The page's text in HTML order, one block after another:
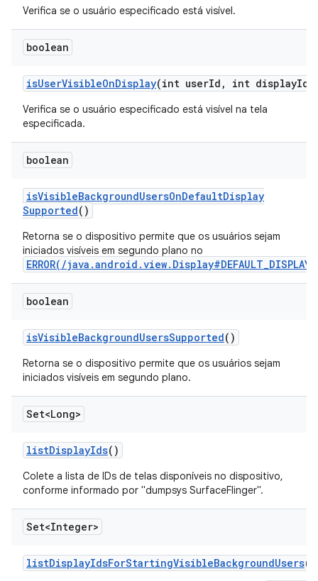
Verifica se o usuário especificado está visível.
boolean
isUserVisibleOnDisplay(int userId , int displayId)
Verifica se o usuário especificado está visível na tela
especificada.
boolean
isVisibleBackgroundUsersOnDefaultDisplay
Supported()
Retorna se o dispositivo permite que os usuários sejam
iniciados visíveis em segundo plano no
ERROR(/java.android.view.Display#DEFAULT_DISPLAY)
boolean
isVisibleBackgroundUsersSupported()
Retorna se o dispositivo permite que os usuários sejam
iniciados visíveis em segundo plano.
Set<Long>
listDisplayIds()
Colete a lista de IDs de telas disponíveis no dispositivo,
conforme informado por "dumpsys SurfaceFlinger".
Set<Integer>
listDisplayIdsForStartingVisibleBackgroundUsers()